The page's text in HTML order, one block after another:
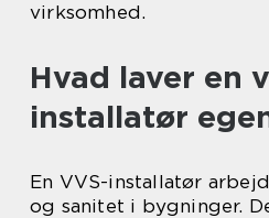
virksomhed.
Hvad laver en
installatør
En VVS-installatør
og sanitet i bygninger.